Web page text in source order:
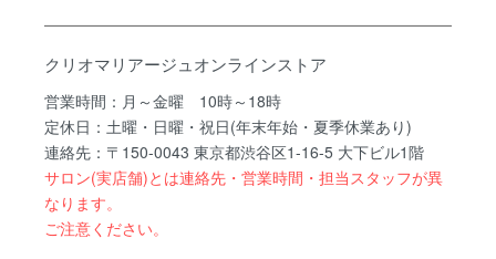
クリオマリアージュオンラインストア
営業時間：月～金曜 10時～18時
定休日：土曜・日曜・祝日(年末年始・夏季休業あり)
連絡先：〒150-0043 東京都渋谷区1-16-5 大下ビル1階
サロン(実店舗)とは連絡先・営業時間・担当スタッフが異
なります。
ご注意ください。